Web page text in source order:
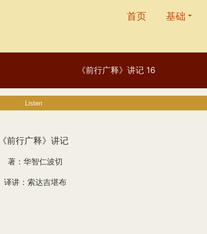
首页 基础
《前行广释》讲记 16
《前行广释》讲记
著：华智仁波切
译讲：索达吉堪布